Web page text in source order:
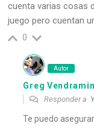
cuenta varias cosas
juego pero cuentan
0
Autor
Greg
Responder a
Te puedo